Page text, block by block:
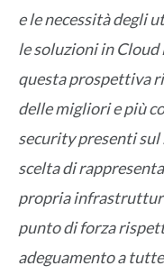
e le necessità degli
le soluzioni in Cloud
questa prospettiva
delle migliori e più
security presenti sul
scelta di
propria
punto di forza
adeguamento a